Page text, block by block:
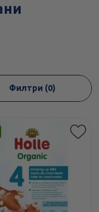
Филтри (0)